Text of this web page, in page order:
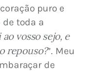
puro e
toda a
vosso sejo, e
repouso?”. Meu
de